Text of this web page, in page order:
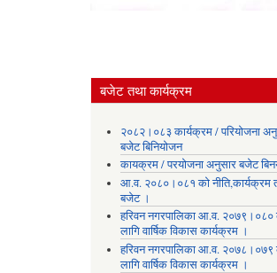
बजेट तथा कार्यक्रम
२०८२।०८३ कार्यक्रम / परियोजना
बजेट बिनियोजन
कायक्रम / परयोजना अनुसार बजेट
आ.व. २०८०।०८१ को नीति,कार्यक्रम
बजेट ।
हरिवन नगरपालिका आ‍.व. २०७९।०८०
लागि वार्षिक विकास कार्यक्रम ।
हरिवन नगरपालिका आ‍.व. २०७८।०७९
लागि वार्षिक विकास कार्यक्रम ।